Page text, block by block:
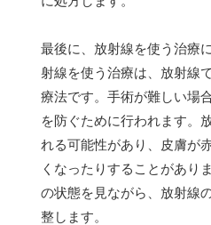
最後に、放射線を使う治療
射線を使う治療は、放射線
療法です。手術が難しい場
を防ぐために行われます。
れる可能性があり、皮膚が
くなったりすることがあり
の状態を見ながら、放射線
整します。